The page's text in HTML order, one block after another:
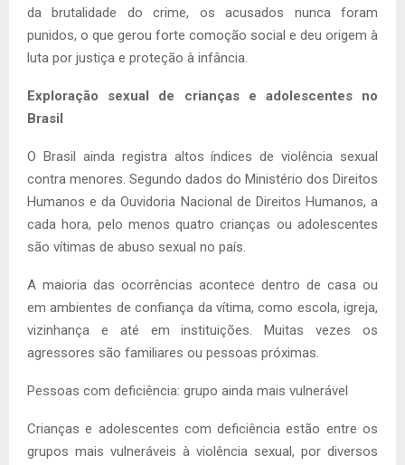
da brutalidade do crime, os acusados nunca foram
punidos, o que gerou forte comoção social e deu origem à
luta por justiça e proteção à infância.
Exploração sexual de crianças e adolescentes no
Brasil
O Brasil ainda registra altos índices de violência sexual
contra menores. Segundo dados do Ministério dos Direitos
Humanos e da Ouvidoria Nacional de Direitos Humanos, a
cada hora, pelo menos quatro crianças ou adolescentes
são vítimas de abuso sexual no país.
A maioria das ocorrências acontece dentro de casa ou
em ambientes de confiança da vítima, como escola, igreja,
vizinhança e até em instituições. Muitas vezes os
agressores são familiares ou pessoas próximas.
Pessoas com deficiência: grupo ainda mais vulnerável
Crianças e adolescentes com deficiência estão entre os
grupos mais vulneráveis à violência sexual, por diversos